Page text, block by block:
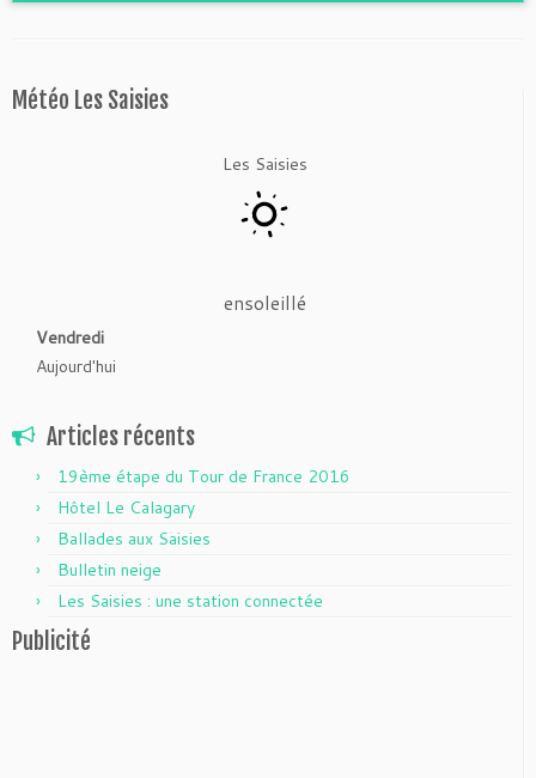
Météo Les Saisies
Les Saisies
ensoleillé
Vendredi
Aujourd'hui
Articles récents
19ème étape du Tour de France 2016
Hôtel Le Calagary
Ballades aux Saisies
Bulletin neige
Les Saisies : une station connectée
Publicité